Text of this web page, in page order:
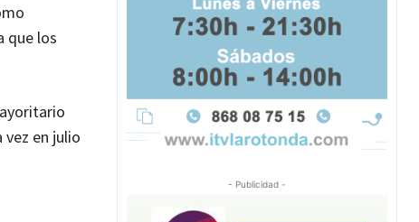
que los
en julio
- Publicidad -